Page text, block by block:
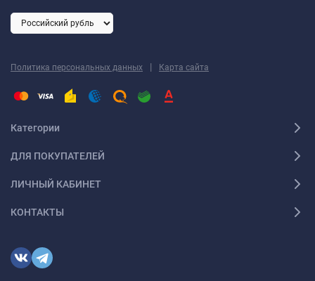
Политика персональных данных | Карта сайта
Категории
ДЛЯ ПОКУПАТЕЛЕЙ
ЛИЧНЫЙ КАБИНЕТ
КОНТАКТЫ